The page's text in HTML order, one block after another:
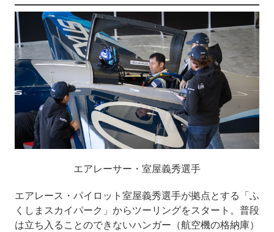
エアレーサー・室屋義秀選手
エアレース・パイロット室屋義秀選手が拠点とする「ふ
くしまスカイパーク」からツーリングをスタート。普段
は立ち入ることのできないハンガー（航空機の格納庫）